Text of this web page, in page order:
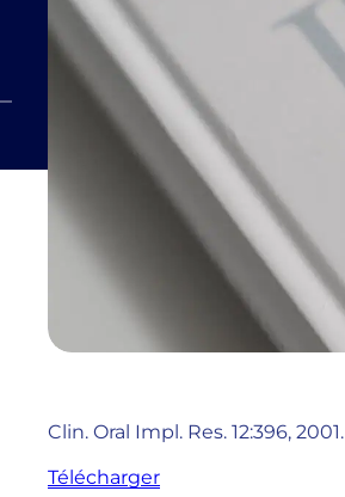
Clin. Oral Impl. Res. 12:396, 2001.
Télécharger